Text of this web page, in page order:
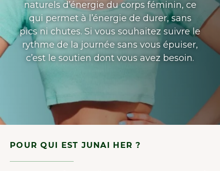
naturels d’énergie du corps féminin, ce
qui permet à l’énergie de durer, sans
pics ni chutes. Si vous souhaitez suivre le
rythme de la journée sans vous épuiser,
c’est le soutien dont vous avez besoin.
POUR QUI EST JUNAI HER ?